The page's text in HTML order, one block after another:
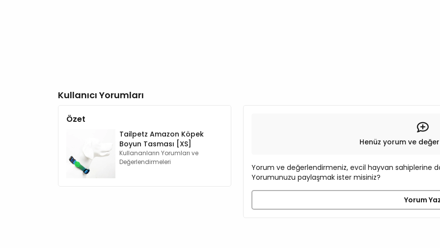
Kullanıcı Yorumları
Özet
Tailpetz Amazon Köpek
Boyun Tasması [XS]
Kullananların Yorumları ve
Değerlendirmeleri
Henüz yorum ve
Yorum ve değerlendirmeniz, evcil hayvan sahiplerine
Yorumunuzu paylaşmak ister misiniz?
Yorum